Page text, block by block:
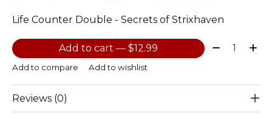
Life Counter Double - Secrets of Strixhaven
Add to cart — $12.99 Quantity:
Add to compare Add to wishlist
Reviews (0)